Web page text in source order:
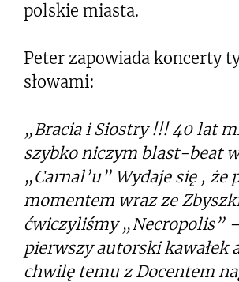
polskie miasta.
Peter zapowiada koncerty
słowami:
„Bracia i Siostry !!! 40 lat
szybko niczym blast-beat w
„Carnal’u” Wydaje się , że
momentem wraz ze
ćwiczyliśmy „Necropolis”
pierwszy autorski kawałek
chwilę temu z Docentem